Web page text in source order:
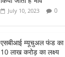
July 10, 2023 0
एसबीआई म्यूचुअल फंड का
10 लाख करोड़ का लक्ष्य